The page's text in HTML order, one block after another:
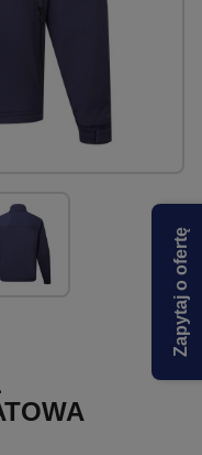
Zapytaj o ofertę